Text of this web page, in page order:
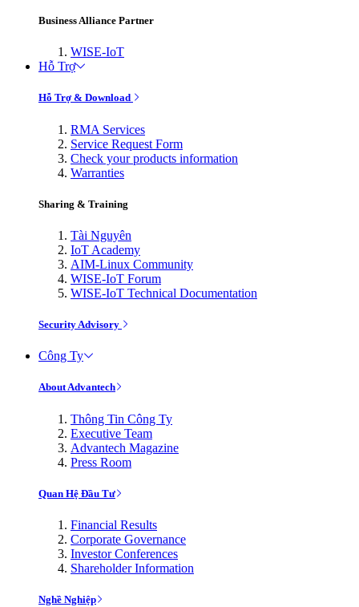
Business Alliance Partner
WISE-IoT
Hỗ Trợ
Hỗ Trợ & Download
RMA Services
Service Request Form
Check your products information
Warranties
Sharing & Training
Tài Nguyên
IoT Academy
AIM-Linux Community
WISE-IoT Forum
WISE-IoT Technical Documentation
Security Advisory
Công Ty
About Advantech
Thông Tin Công Ty
Executive Team
Advantech Magazine
Press Room
Quan Hệ Đầu Tư
Financial Results
Corporate Governance
Investor Conferences
Shareholder Information
Nghề Nghiệp